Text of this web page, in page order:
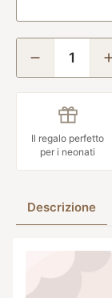
Il regalo perfetto
per i neonati
Descrizione